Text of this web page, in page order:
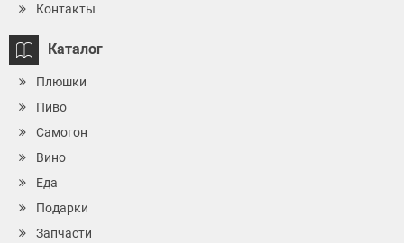
Контакты
Каталог
Плюшки
Пиво
Самогон
Вино
Еда
Подарки
Запчасти